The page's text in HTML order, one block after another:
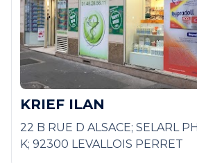
KRIEF ILAN
22 B RUE D ALSACE; SELARL
K; 92300 LEVALLOIS PERRET